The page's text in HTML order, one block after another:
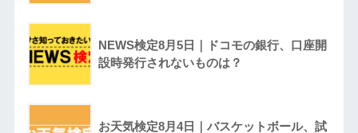
NEWS検定8月5日｜ドコモの銀行、口座開
設時発行されないものは？
お天気検定8月4日｜バスケットボール、試